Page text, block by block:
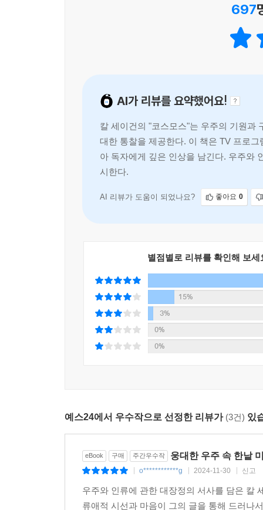
지구가, 태양이 코스모스의 중심이 아닌 변방임
소개하고, 지구의 둘레를 처음으로 측정한 에라
2장 우주 생명의 푸가 우주는 생명으로 가득 차
과정을 알아본다. 그리고 그 과정에서 시대의 편
4장 천국과 지옥 지구는 아주 작고 연약한 세계
있으며 인류의 자기 파멸적인 행동에 고통받고
두터운 이산화탄소 대기로 지옥 같은 지표열과
인류의 손에 달려 있음을 생생하게 보여 준다.
있는 화성 탐사 계획에 대해 소개한다. 잊혀진
선물, 즉 목성, 토성 그리고 그 위성들 속에 감춰
세계의 다양성을 주장하고 토성의 고리를 발견하
7장 밤하늘의 등뼈 사람들에게 은하수는 무엇
우주관의 역사를 다룬다. 그리고 지금으로부터
과학자들, 즉 탈레스, 아낙시만드로스, 히포크라
8장 시간과 공간을 가르는 여행 우리는 우주여
다이달로스 계획, 오리온 계획 같은 항성 간 우
10장 영원의 벼랑 끝 우주는 고정되어 있지 않
얽힌 비밀을 밝혀 본다.
11장 미래로 띄운 편지 우리는 오랫동안 유전
설명하고, 외계 생물과의 정보 교신 가능성에 대
12장 은하 대백과사전 외계 지적 생명은 과연 존
697
AI가 리뷰를 요약했어요!
칼 세이건의 "코스모스"는 우주의 기원과
대한 통찰을 제공한다. 이 책은 TV 프로
아 독자에게 깊은 인상을 남긴다. 우주와
시한다.
AI 리뷰가 도움이 되었나요? 좋아요 0
별점별로 리뷰를 확인해 보세
15%
3%
0%
0%
예스24에서 우수작으로 선정한 리뷰가 (3건) 있
eBook 구매 주간우수작 웅대한 우주 속 한낱
o************g 2024-11-30 신고
우주와 인류에 관한 대장정의 서사를 담은 칼
류애적 시선과 마음이 그의 글을 통해 드러나